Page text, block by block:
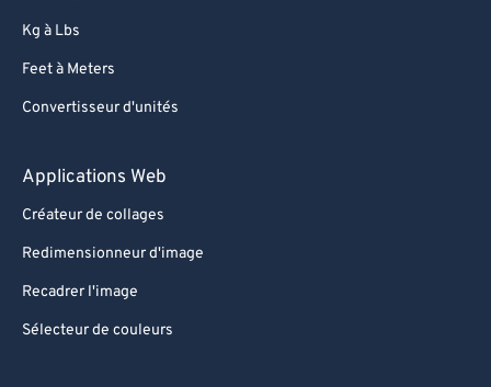
Kg à Lbs
Feet à Meters
Convertisseur d'unités
Applications Web
Créateur de collages
Redimensionneur d'image
Recadrer l'image
Sélecteur de couleurs